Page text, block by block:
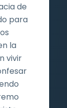
de
para
la
vivir